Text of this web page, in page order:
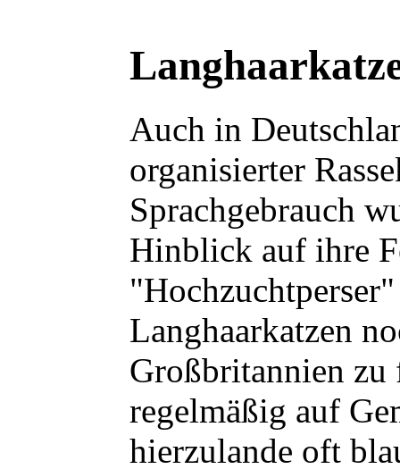
Auch in
organisierter
Sprachgebrauch
Hinblick auf ihre
Langhaarkatzen
Großbritannien zu
regelmäßig auf
hierzulande oft